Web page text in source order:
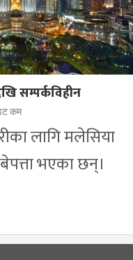
सम्पर्कविहीन
कम
लागि मलेसिया
भएका छन्।